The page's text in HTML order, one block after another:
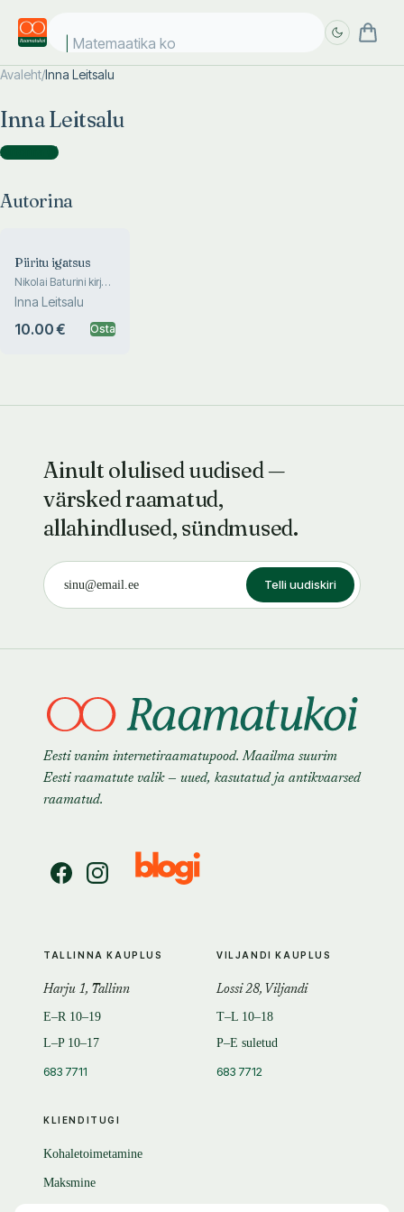
Matemaatika kos
Avaleht/Inna Leitsalu
Inna Leitsalu
Autorina )
Autorina
Piiritu igatsus
Nikolai Baturini kirjad
Innale
Inna Leitsalu
10.00 € Osta
Ainult olulised uudised —
värsked raamatud,
allahindlused, sündmused.
Telli uudiskiri
Eesti vanim internetiraamatupood. Maailma suurim
Eesti raamatute valik — uued, kasutatud ja antikvaarsed
raamatud.
KLIENDITUGI
Kohaletoimetamine
Maksmine
TALLINNA KAUPLUS
Harju 1, Tallinn
E–R 10–19
L–P 10–17
683 7711
VILJANDI KAUPLUS
Lossi 28, Viljandi
T–L 10–18
P–E suletud
683 7712